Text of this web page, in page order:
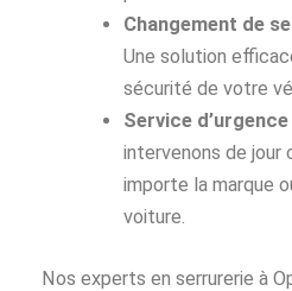
Changement de
Une solution
sécurité de votre
Service
intervenons de jour
importe la marque
voiture.
Nos experts en serrurerie à